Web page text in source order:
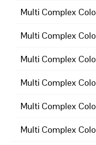
Multi Complex
Multi Complex
Multi Complex
Multi Complex
Multi Complex
Multi Complex